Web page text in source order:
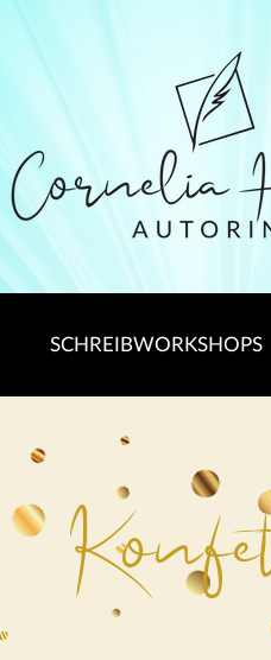
SCHREIBWORKSHOPS